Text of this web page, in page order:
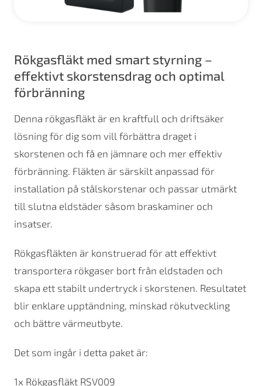
Rökgasfläkt med smart styrning –
effektivt skorstensdrag och optimal
förbränning
Denna rökgasfläkt är en kraftfull och driftsäker
lösning för dig som vill förbättra draget i
skorstenen och få en jämnare och mer effektiv
förbränning. Fläkten är särskilt anpassad för
installation på stålskorstenar och passar utmärkt
till slutna eldstäder såsom braskaminer och
insatser.
Rökgasfläkten är konstruerad för att effektivt
transportera rökgaser bort från eldstaden och
skapa ett stabilt undertryck i skorstenen. Resultatet
blir enklare upptändning, minskad rökutveckling
och bättre värmeutbyte.
Det som ingår i detta paket är:
1x Rökgasfläkt RSV009